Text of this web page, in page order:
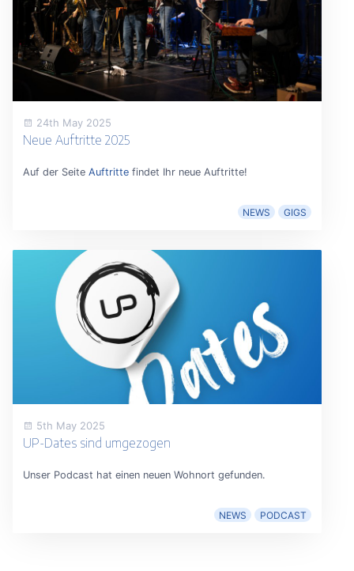
24th May 2025
Neue Auftritte 2025
Auf der Seite Auftrittefindet Ihr neue Auftritte!
NEWS GIGS
5th May 2025
UP-Dates sind umgezogen
Unser Podcast hat einen neuen Wohnort gefunden.
NEWS PODCAST